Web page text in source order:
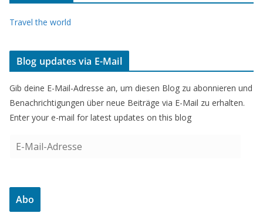
Travel the world
Blog updates via E-Mail
Gib deine E-Mail-Adresse an, um diesen Blog zu abonnieren und
Benachrichtigungen über neue Beiträge via E-Mail zu erhalten.
Enter your e-mail for latest updates on this blog
a
Abo